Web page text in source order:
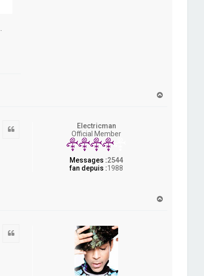
Electricman
Official Member
Messages :2544
fan depuis :1988